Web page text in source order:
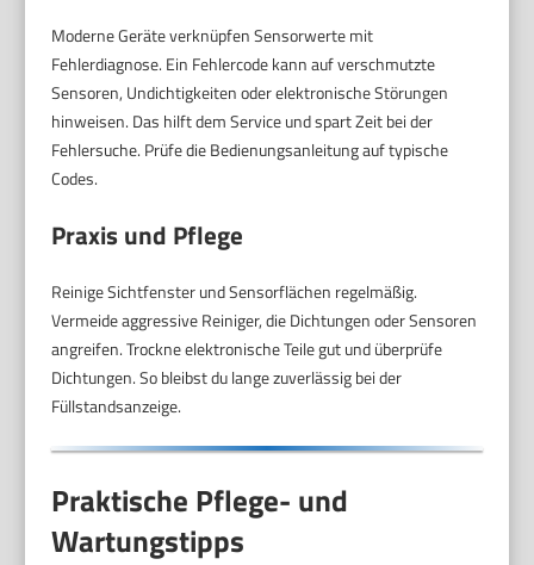
Moderne Geräte verknüpfen Sensorwerte mit
Fehlerdiagnose. Ein Fehlercode kann auf verschmutzte
Sensoren, Undichtigkeiten oder elektronische Störungen
hinweisen. Das hilft dem Service und spart Zeit bei der
Fehlersuche. Prüfe die Bedienungsanleitung auf typische
Codes.
Praxis und Pflege
Reinige Sichtfenster und Sensorflächen regelmäßig.
Vermeide aggressive Reiniger, die Dichtungen oder Sensoren
angreifen. Trockne elektronische Teile gut und überprüfe
Dichtungen. So bleibst du lange zuverlässig bei der
Füllstandsanzeige.
Praktische Pflege- und
Wartungstipps